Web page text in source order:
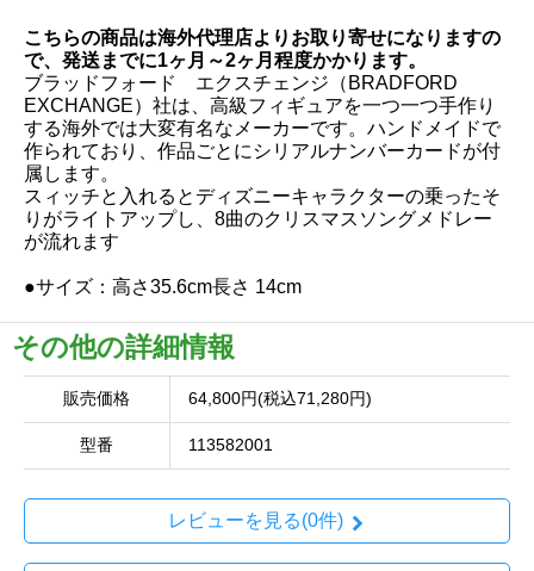
こちらの商品は海外代理店よりお取り寄せになりますの
で、発送までに1ヶ月～2ヶ月程度かかります。
ブラッドフォード エクスチェンジ（BRADFORD
EXCHANGE）社は、高級フィギュアを一つ一つ手作り
する海外では大変有名なメーカーです。ハンドメイドで
作られており、作品ごとにシリアルナンバーカードが付
属します。
スィッチと入れるとディズニーキャラクターの乗ったそ
りがライトアップし、8曲のクリスマスソングメドレー
が流れます
●サイズ：高さ35.6cm長さ 14cm
その他の詳細情報
販売価格 64,800円(税込71,280円)
型番 113582001
レビューを見る(0件)